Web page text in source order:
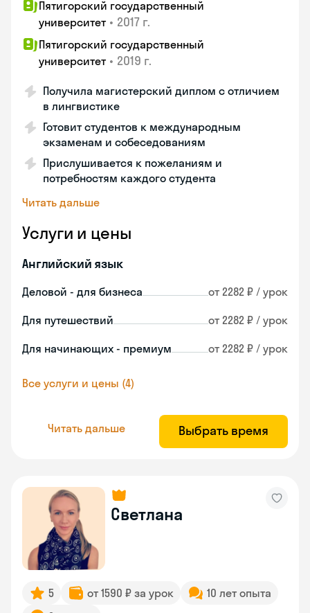
Пятигорский государственный
университет • 2017 г.
Пятигорский государственный
университет • 2019 г.
Получила магистерский диплом с отличием
в лингвистике
Готовит студентов к международным
экзаменам и собеседованиям
Прислушивается к пожеланиям и
потребностям каждого студента
Читать дальше
Услуги и цены
Английский язык
Деловой - для бизнеса от 2282 ₽ / урок
Для путешествий от 2282 ₽ / урок
Для начинающих - премиум от 2282 ₽ / урок
Все услуги и цены (4)
Читать дальше Выбрать время
Светлана
5 от 1590 ₽ за урок
10 лет опыта